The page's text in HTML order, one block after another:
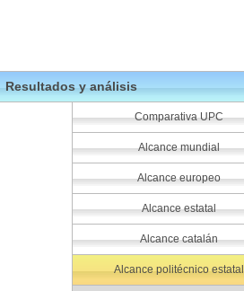
Resultados y análisis
Comparativa UPC
Alcance mundial
Alcance europeo
Alcance estatal
Alcance catalán
Alcance politécnico estatal